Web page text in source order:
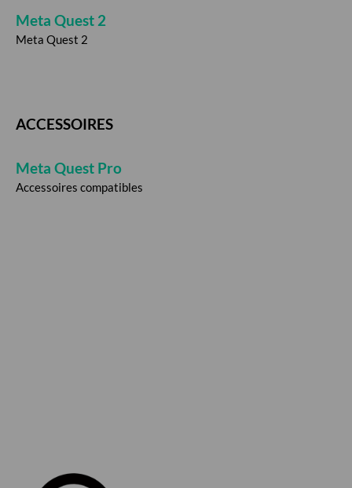
Meta Quest 2
Meta Quest 2
ACCESSOIRES
Meta Quest Pro
Accessoires compatibles